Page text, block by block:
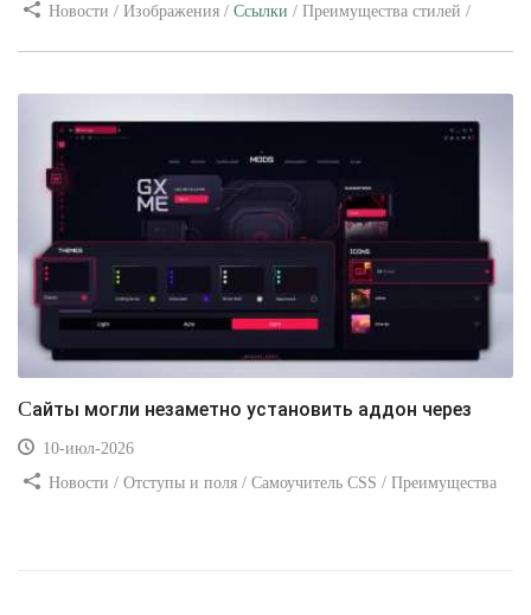
Новости / Изображения / Ссылки / Преимущества стилей /
Сайты могли незаметно установить аддон через
10-июл-2026
Новости / Отступы и поля / Самоучитель CSS / Преимущества